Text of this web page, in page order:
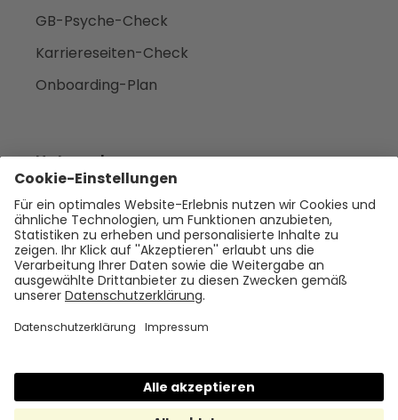
GB-Psyche-Check
Karriereseiten-Check
Onboarding-Plan
Unternehmen
Empfehlen
Über uns
Presse
Karriere
Rechtliches
Impressum
Datenschutz